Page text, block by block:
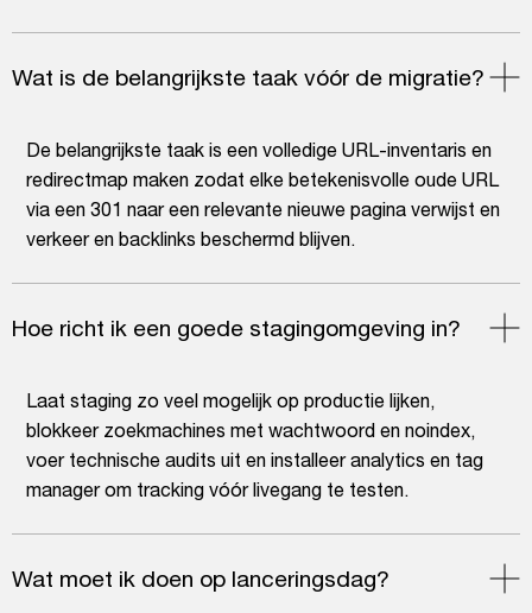
Wat is de belangrijkste taak vóór de migratie?
De belangrijkste taak is een volledige URL-inventaris en
redirectmap maken zodat elke betekenisvolle oude URL
via een 301 naar een relevante nieuwe pagina verwijst en
verkeer en backlinks beschermd blijven.
Hoe richt ik een goede stagingomgeving in?
Laat staging zo veel mogelijk op productie lijken,
blokkeer zoekmachines met wachtwoord en noindex,
voer technische audits uit en installeer analytics en tag
manager om tracking vóór livegang te testen.
Wat moet ik doen op lanceringsdag?